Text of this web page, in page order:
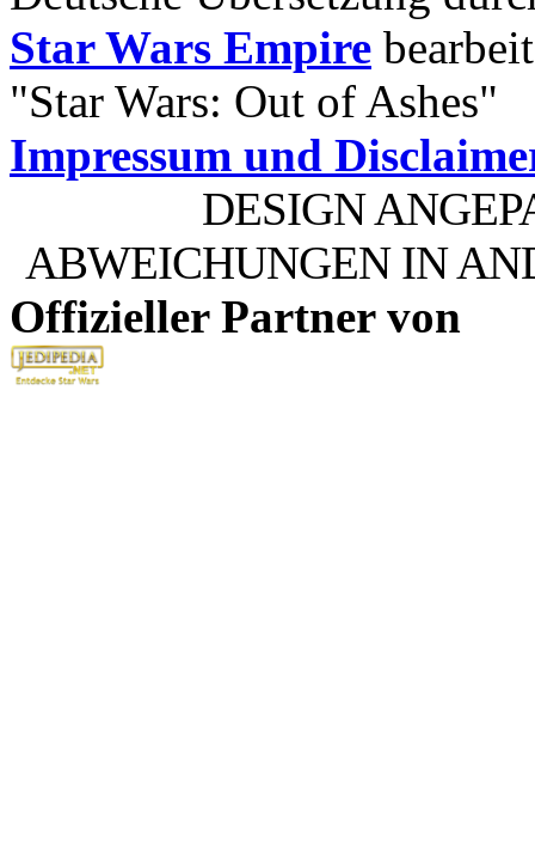
Star Wars Empire
"Star Wars: Out of Ashes"
Impressum und
DESIGN
ABWEICHUNGEN IN
Offizieller Partner von